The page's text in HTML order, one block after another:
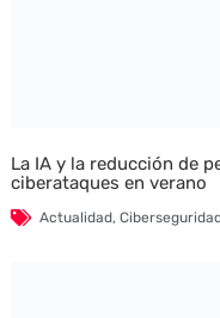
La IA y la reducción de
ciberataques en verano
Actualidad,